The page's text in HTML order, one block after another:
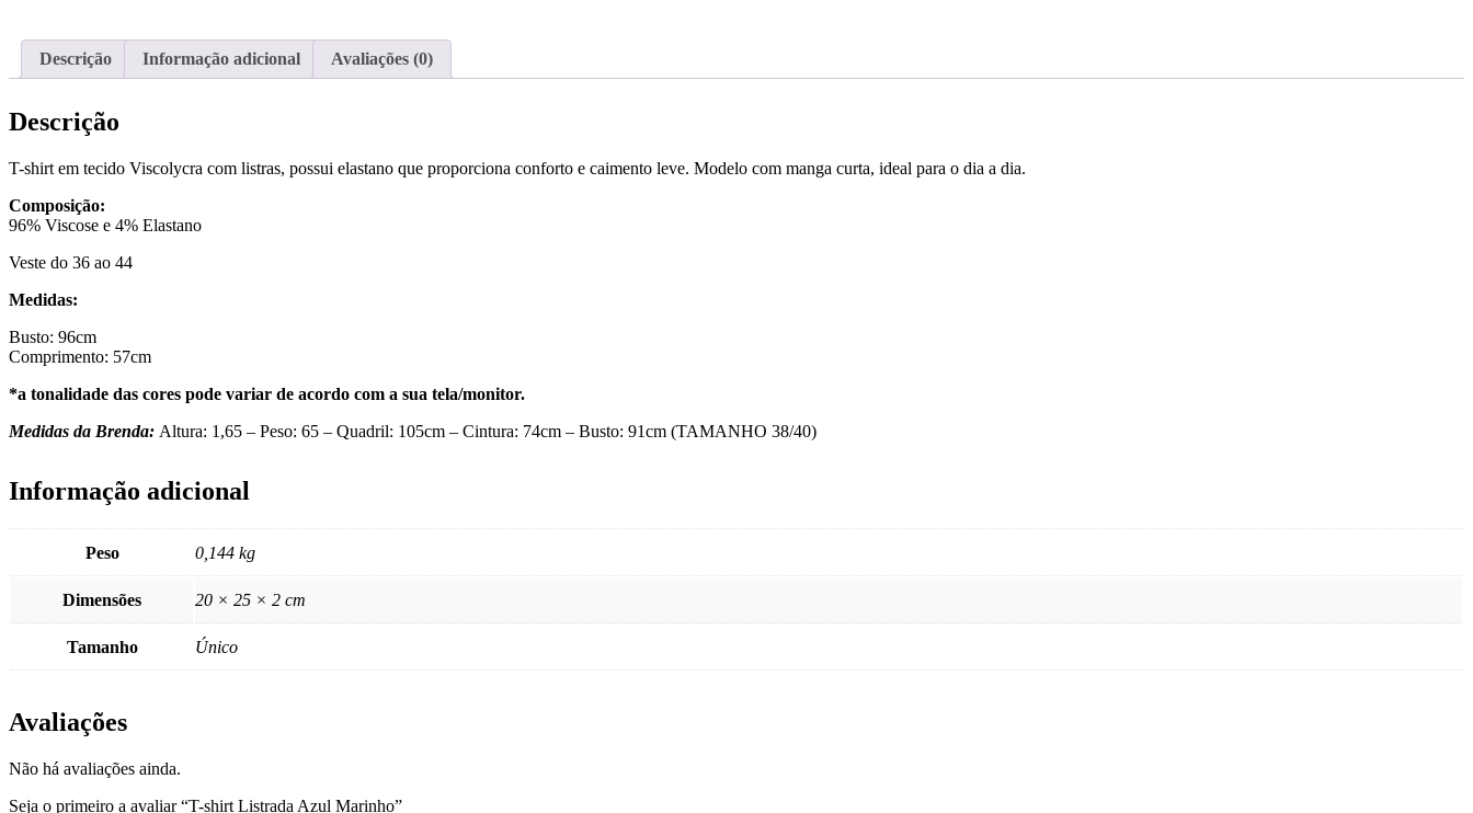
Descrição Informação adicional Avaliações (0)
Descrição
T-shirt em tecido Viscolycra com listras, possui elastano que proporciona conforto e caimento leve. Modelo com manga curta, ideal para o dia a dia.
Composição:
96% Viscose e 4% Elastano
Veste do 36 ao 44
Medidas:
Busto: 96cm
Comprimento: 57cm
*a tonalidade das cores pode variar de acordo com a sua tela/monitor.
Medidas da Brenda: Altura: 1,65 – Peso: 65 – Quadril: 105cm – Cintura: 74cm – Busto: 91cm (TAMANHO 38/40)
Informação adicional
Peso 0,144 kg
Dimensões 20 × 25 × 2 cm
Tamanho Único
Avaliações
Não há avaliações ainda.
Seja o primeiro a avaliar “T-shirt Listrada Azul Marinho”